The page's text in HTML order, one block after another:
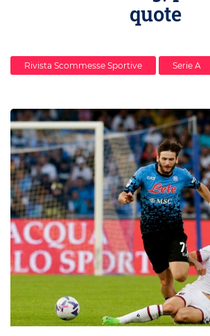
quote
Rivista Scommesse Sportive Serie A